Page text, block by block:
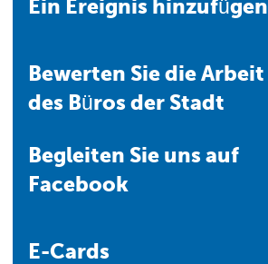
Ein Ereignis hinzufügen
Bewerten Sie die Arbeit
des Büros der Stadt
Begleiten Sie uns auf
Facebook
E-Cards